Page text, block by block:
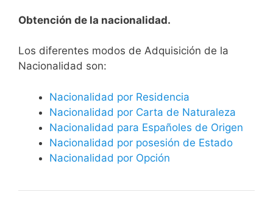
Obtención de la nacionalidad.
​​​Los diferentes modos de Adquisición de la
Nacionalidad son:
Nacionalidad por Residencia
Nacionalidad por Carta de Naturaleza
Nacionalidad para Españoles de Origen
Nacionalidad por posesión de Estado
Nacionalidad por Opción